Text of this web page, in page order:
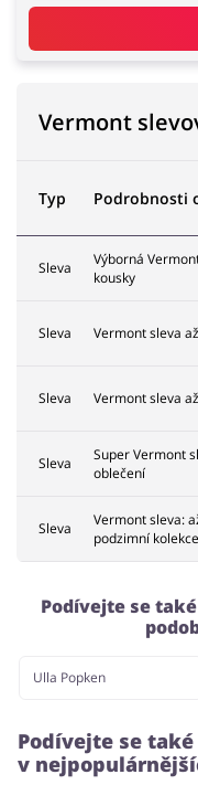
Vermont
Typ Podrobnosti
Sleva
Výborná
kousky
Sleva Vermont sleva
Sleva Vermont sleva
Sleva
Super Vermont
oblečení
Sleva
Vermont sleva:
podzimní
Podívejte se
Ulla Popken
Podívejte se
v